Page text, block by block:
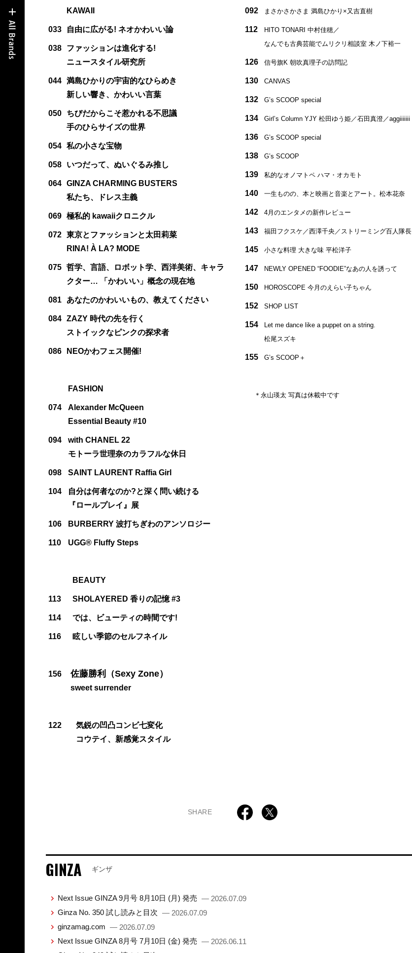
KAWAII
033 自由に広がる! ネオかわいい論
038
ファッションは進化する!
ニュースタイル研究所
044
満島ひかりの宇宙的なひらめき
新しい響き、かわいい言葉
050
ちびだからこそ惹かれる不思議
手のひらサイズの世界
054 私の小さな宝物
058 いつだって、ぬいぐるみ推し
064
GINZA CHARMING BUSTERS
私たち、ドレス主義
069 極私的 kawaiiクロニクル
072
東京とファッションと太田莉菜
RINA! À LA? MODE
075
哲学、言語、ロボット学、西洋美術、キャラ
クター… 「かわいい」概念の現在地
081 あなたのかわいいもの、教えてください
084
ZAZY 時代の先を行く
ストイックなピンクの探求者
086 NEOかわフェス開催!
FASHION
074
Alexander McQueen
Essential Beauty #10
094
with CHANEL 22
モトーラ世理奈のカラフルな休日
098 SAINT LAURENT Raffia Girl
104
自分は何者なのか?と深く問い続ける
『ロールプレイ』展
106 BURBERRY 波打ちぎわのアンソロジー
110 UGG® Fluffy Steps
BEAUTY
113 SHOLAYERED 香りの記憶 #3
114 では、ビューティの時間です!
116 眩しい季節のセルフネイル
156 佐藤勝利（Sexy Zone）
sweet surrender
122
気鋭の凹凸コンビ七変化
コウテイ、新感覚スタイル
092 まさかさかさま 満島ひかり×又吉直樹
112
HITO TONARI 中村佳穂／
なんでも古典芸能でムリクリ相談室 木ノ下裕一
126 信号旗K 朝吹真理子の訪問記
130 CANVAS
132 G’s SCOOP special
134 Girlʼs Column YJY 松田ゆう姫／石田真澄／aggiiiiiii
136 G’s SCOOP special
138 G’s SCOOP
139 私的なオノマトペ ハマ・オカモト
140 一生ものの、本と映画と音楽とアート。松本花奈
142 4月のエンタメの新作レビュー
143 福田フクスケ／西澤千央／ストリーミング百人隊長
145 小さな料理 大きな味 平松洋子
147 NEWLY OPENED “FOODIE”なあの人を誘って
150 HOROSCOPE 今月のえらい子ちゃん
152 SHOP LIST
154
Let me dance like a puppet on a string.
松尾スズキ
155 G’s SCOOP＋
＊永山瑛太 写真は休載中です
SHARE
GINZA ギンザ
Next Issue GINZA 9月号 8月10日 (月) 発売 — 2026.07.09
Ginza No. 350 試し読みと目次 — 2026.07.09
ginzamag.com — 2026.07.09
Next Issue GINZA 8月号 7月10日 (金) 発売 — 2026.06.11